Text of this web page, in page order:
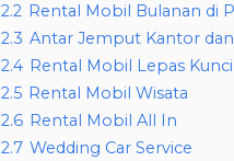
2.2 Rental Mobil Bulanan di
2.3 Antar Jemput Kantor
2.4 Rental Mobil Lepas
2.5 Rental Mobil Wisata
2.6 Rental Mobil All In
2.7 Wedding Car Service